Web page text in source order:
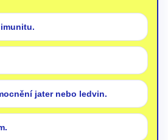
jater nebo ledvin.